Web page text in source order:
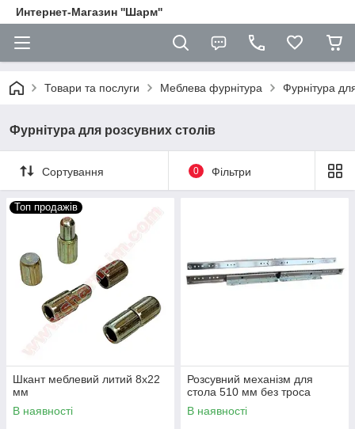
Интернет-Магазин ''Шарм''
Товари та послуги Меблева фурнітура Фурнітура
Фурнітура для розсувних столів
Сортування 0 Фільтри
Топ продажів
Шкант меблевий литий 8х22
мм
В наявності
Розсувний механізм для
стола 510 мм без троса
В наявності